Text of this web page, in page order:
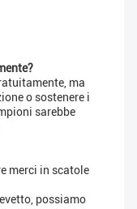
ma
o sostenere i
sarebbe
merci in scatole
possiamo